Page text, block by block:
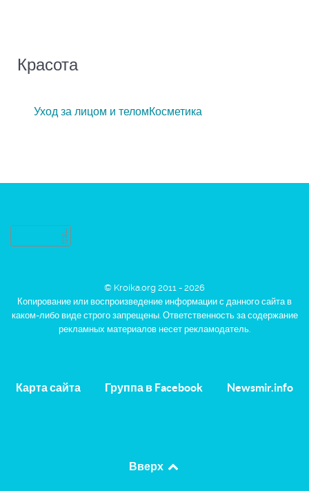
Красота
Уход за лицом и теломКосметика
© Kroika.org 2011 - 2026
Копирование или воспроизведение информации с данного сайта в
каком-либо виде строго запрещены. Ответственность за содержание
рекламных материалов несет рекламодатель.
Карта сайта Группа в Facebook Newsmir.info
Вверх